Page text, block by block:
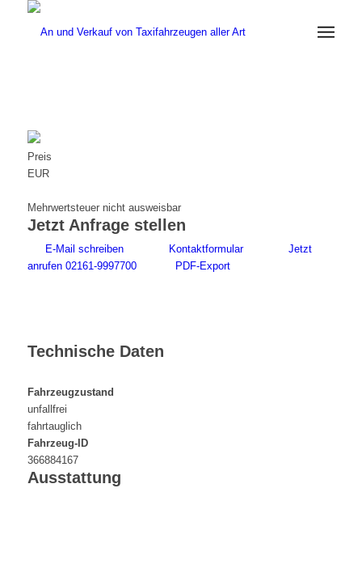
Preis
EUR
Mehrwertsteuer nicht ausweisbar
Jetzt Anfrage stellen
E-Mail schreiben Kontaktformular
Jetzt
anrufen 02161-9997700
PDF-Export
Technische Daten
Fahrzeugzustand
unfallfrei
fahrtauglich
Fahrzeug-ID
366884167
Ausstattung